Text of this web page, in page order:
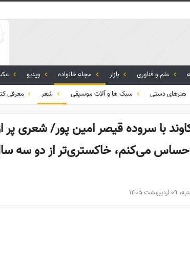
علم و فناوری بازار مجله خانواده ویدیو
هنرهای دستی سبک ها و آلات موسیقی شعر معرفی
با سروده قیصر امین پور/ شعری
می‌کنم، خاکستری‌تر از دو سه
1405